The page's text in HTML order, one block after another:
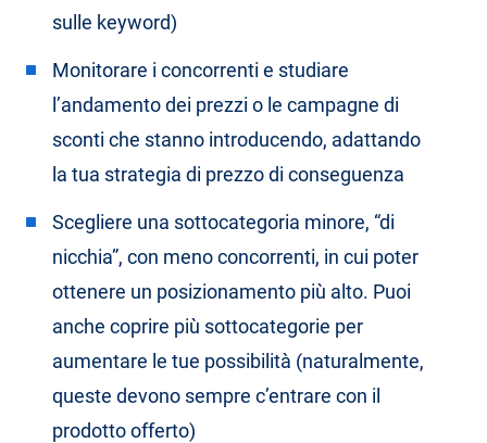
sulle keyword)
Monitorare i concorrenti e studiare
l’andamento dei prezzi o le campagne di
sconti che stanno introducendo, adattando
la tua strategia di prezzo di conseguenza
Scegliere una sottocategoria minore, “di
nicchia”, con meno concorrenti, in cui poter
ottenere un posizionamento più alto. Puoi
anche coprire più sottocategorie per
aumentare le tue possibilità (naturalmente,
queste devono sempre c’entrare con il
prodotto offerto)